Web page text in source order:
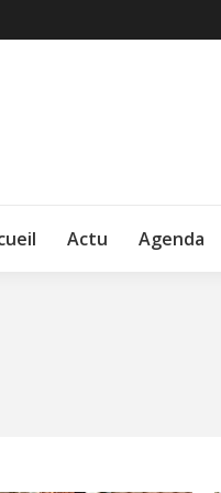
Actu Agenda